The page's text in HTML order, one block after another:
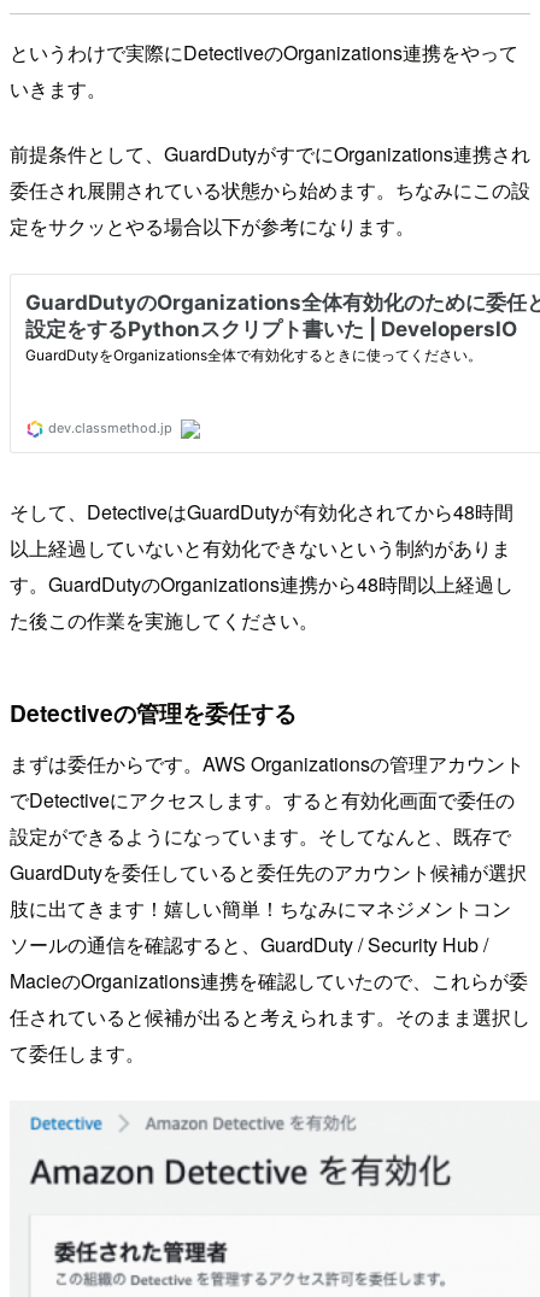
というわけで実際にDetectiveのOrganizations連携をやって
いきます。
前提条件として、GuardDutyがすでにOrganizations連携され
委任され展開されている状態から始めます。ちなみにこの設
定をサクッとやる場合以下が参考になります。
そして、DetectiveはGuardDutyが有効化されてから48時間
以上経過していないと有効化できないという制約がありま
す。GuardDutyのOrganizations連携から48時間以上経過し
た後この作業を実施してください。
Detectiveの管理を委任する
まずは委任からです。AWS Organizationsの管理アカウント
でDetectiveにアクセスします。すると有効化画面で委任の
設定ができるようになっています。そしてなんと、既存で
GuardDutyを委任していると委任先のアカウント候補が選択
肢に出てきます！嬉しい簡単！ちなみにマネジメントコン
ソールの通信を確認すると、GuardDuty / Security Hub /
MacieのOrganizations連携を確認していたので、これらが委
任されていると候補が出ると考えられます。そのまま選択し
て委任します。